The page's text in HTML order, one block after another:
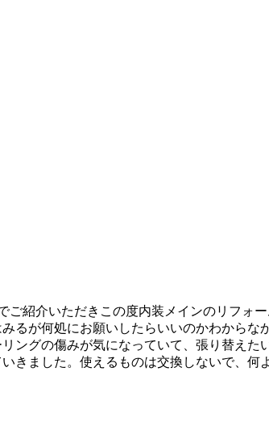
ご紹介いただきこの度内装メインのリフォ
るが何処にお願いしたらいいのかわから
ングの傷みが気になっていて、張り替え
きました。使えるものは交換しないで、